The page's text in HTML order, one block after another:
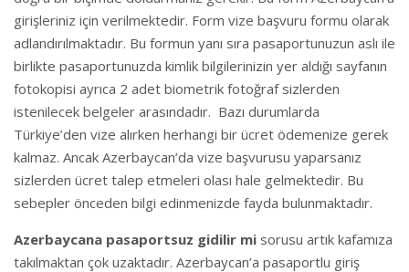
girişleriniz için verilmektedir. Form vize başvuru formu olarak
adlandırılmaktadır. Bu formun yanı sıra pasaportunuzun aslı ile
birlikte pasaportunuzda kimlik bilgilerinizin yer aldığı sayfanın
fotokopisi ayrıca 2 adet biometrik fotoğraf sizlerden
istenilecek belgeler arasındadır. Bazı durumlarda
Türkiye’den vize alırken herhangi bir ücret ödemenize gerek
kalmaz. Ancak Azerbaycan’da vize başvurusu yaparsanız
sizlerden ücret talep etmeleri olası hale gelmektedir. Bu
sebepler önceden bilgi edinmenizde fayda bulunmaktadır.
Azerbaycana pasaportsuz gidilir mi sorusu artık kafamıza
takılmaktan çok uzaktadır. Azerbaycan’a pasaportlu giriş